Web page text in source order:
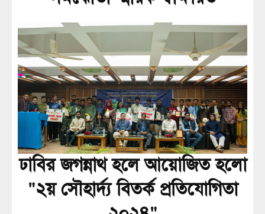
ঢাবির জগন্নাথ হলে আয়োজিত হলো
"২য় সৌহার্দ্য বিতর্ক প্রতিযোগিতা